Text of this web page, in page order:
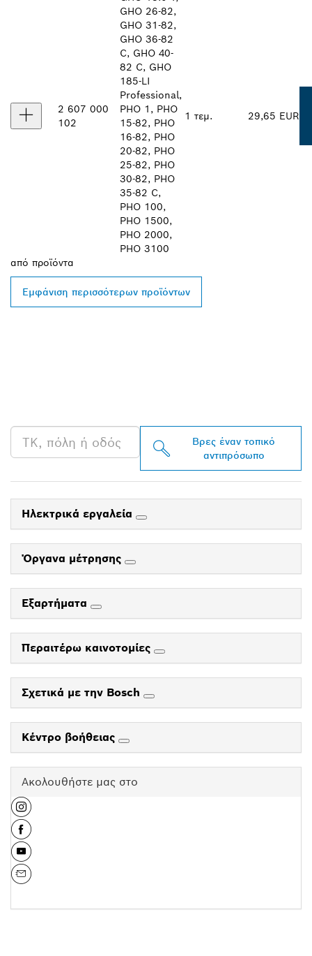
2 607 000
102
GHO 26-82,
GHO 31-82,
GHO 36-82
C, GHO 40-
82 C, GHO
185-LI
Professional,
PHO 1, PHO
15-82, PHO
16-82, PHO
20-82, PHO
25-82, PHO
30-82, PHO
35-82 C,
PHO 100,
PHO 1500,
PHO 2000,
PHO 3100
1 τεμ. 29,65 EUR
από προϊόντα
Εμφάνιση περισσότερων προϊόντων
Βρες έναν τοπικό
αντιπρόσωπο
Ηλεκτρικά εργαλεία
Όργανα μέτρησης
Εξαρτήματα
Περαιτέρω καινοτομίες
Σχετικά με την Bosch
Κέντρο βοήθειας
Ακολουθήστε μας στο